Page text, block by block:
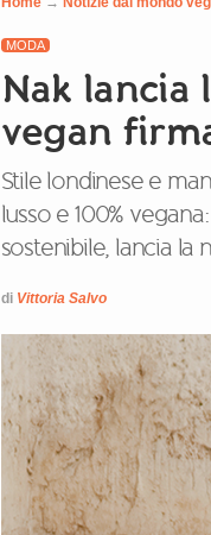
MODA
Nak lancia
vegan
Stile londinese e
lusso e 100%
sostenibile, lancia la
di Vittoria Salvo